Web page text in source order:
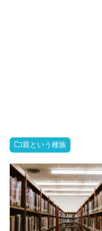
親という種族